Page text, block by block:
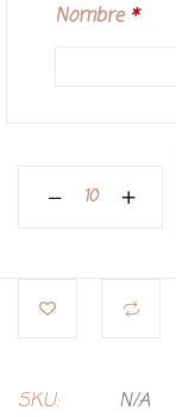
Nombre *
SKU:
N/A